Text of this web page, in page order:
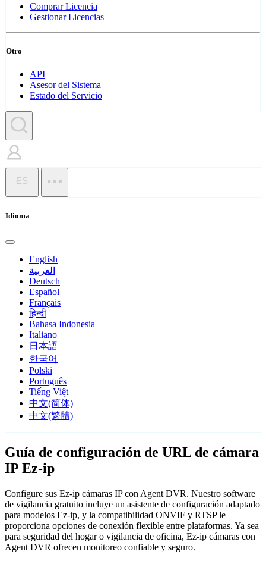
Comprar Licencia
Gestionar Licencias
Otro
API
Asesor del Sistema
Estado del Servicio
ES
Idioma
English
العربية
Deutsch
Español
Français
हिन्दी
Bahasa Indonesia
Italiano
日本語
한국어
Polski
Português
Tiếng Việt
中文(简体)
中文(繁體)
Guía de configuración de URL de cámara
IP Ez-ip
Configure sus Ez-ip cámaras IP con Agent DVR. Nuestro software
de vigilancia gratuito incluye un asistente de configuración adaptado
para modelos Ez-ip, y la compatibilidad ONVIF y RTSP le
proporciona opciones de conexión flexible entre plataformas. Ya sea
para seguridad del hogar o vigilancia de oficina, Ez-ip cámaras con
Agent DVR ofrecen monitoreo confiable y seguro.